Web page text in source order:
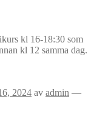
kl 16-18:30 som
kl 12 samma dag.
2024 av admin —